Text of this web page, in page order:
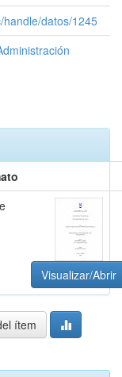
handle/datos/1245
Visualizar/Abrir
ítem